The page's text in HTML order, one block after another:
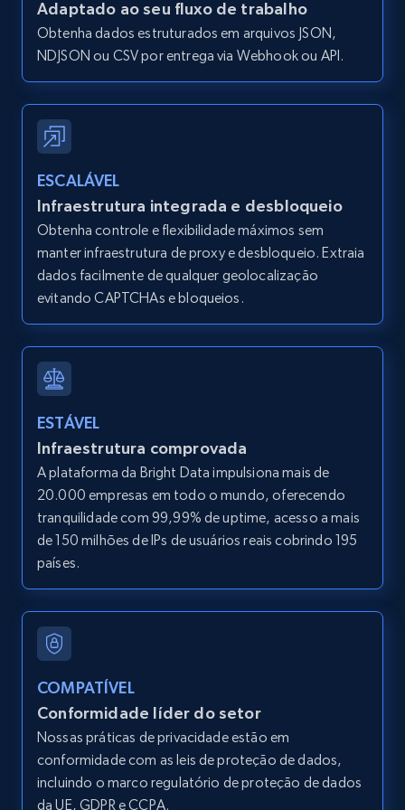
and more.
12K+ 1.3K+ Comece grátis
Zillow properties listing information -
Search by parameters on zillow and use the
Zpid, City, State, HomeStatus, Address,
IsCurrentSignedInAgentResponsible, Bedrooms,
and more.
LinkedIn posts
URL, ID, User id, Use url, Title, Headline, Post
text, Date posted, and more.
11.3K+ 1.5K+ Comece grátis
URL
URL, ID, User id, Use url, Title, Headline, Post
11.3K+ 1.5K+ Comece grátis
Adaptado ao seu fluxo de trabalho
Obtenha dados estruturados em arquivos JSON,
NDJSON ou CSV por entrega via Webhook ou API.
ESCALÁVEL
Infraestrutura integrada e desbloqueio
Obtenha controle e flexibilidade máximos sem
manter infraestrutura de proxy e desbloqueio. Extraia
dados facilmente de qualquer geolocalização
evitando CAPTCHAs e bloqueios.
ESTÁVEL
Infraestrutura comprovada
A plataforma da Bright Data impulsiona mais de
20.000 empresas em todo o mundo, oferecendo
tranquilidade com 99,99% de uptime, acesso a mais
de 150 milhões de IPs de usuários reais cobrindo 195
países.
COMPATÍVEL
Conformidade líder do setor
Nossas práticas de privacidade estão em
conformidade com as leis de proteção de dados,
incluindo o marco regulatório de proteção de dados
da UE, GDPR e CCPA.